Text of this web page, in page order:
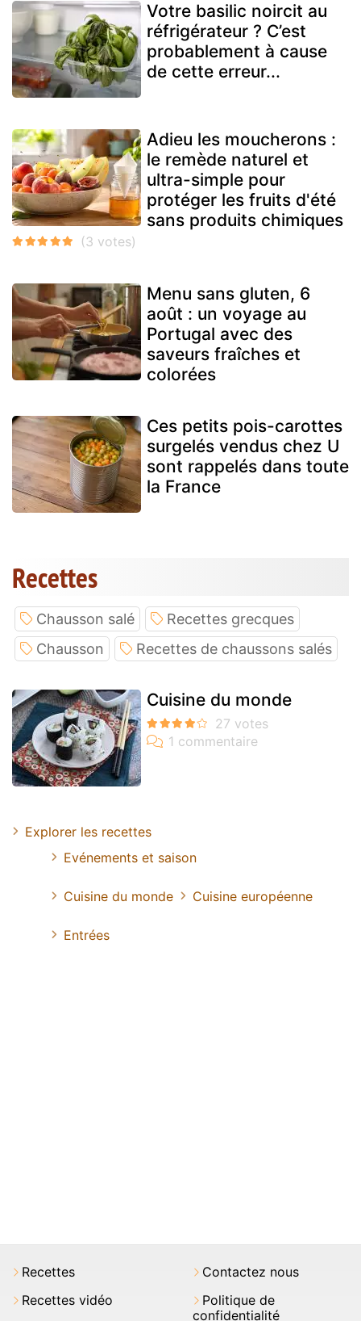
Votre basilic noircit au
réfrigérateur ? C’est
probablement à cause
de cette erreur...
Adieu les moucherons :
le remède naturel et
ultra-simple pour
protéger les fruits d'été
sans produits chimiques
Menu sans gluten, 6
août : un voyage au
Portugal avec des
saveurs fraîches et
colorées
Ces petits pois-carottes
surgelés vendus chez U
sont rappelés dans toute
la France
Recettes
Chausson salé
Recettes grecques
Chausson
Recettes de chaussons salés
Cuisine du monde
Explorer les recettes
Evénements et saison
Cuisine du monde Cuisine européenne
Entrées
Recettes
Recettes vidéo
Contactez nous
Politique de
confidentialité